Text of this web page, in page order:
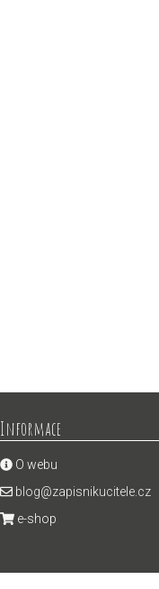
Informace
O webu
blog@zapisnikucitele.cz
e-shop